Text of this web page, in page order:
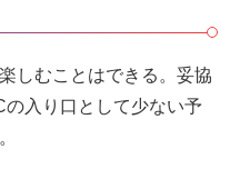
しむことはできる。妥協
入り口として少ない予